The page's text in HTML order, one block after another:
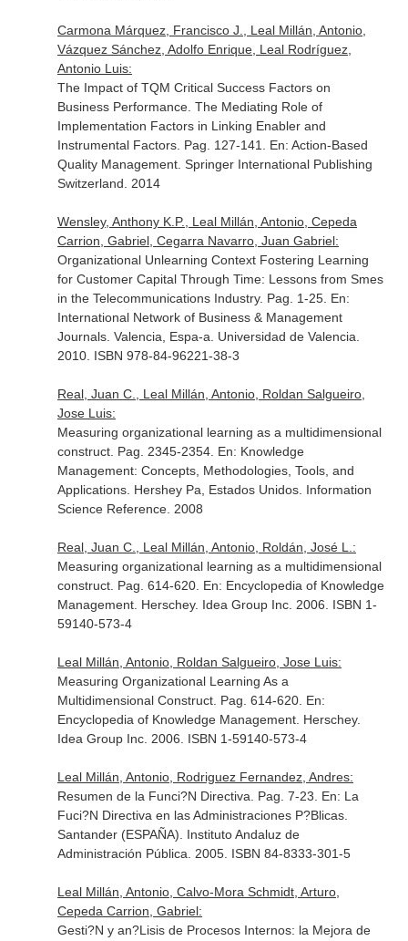
Carmona Márquez, Francisco J., Leal Millán, Antonio,
Vázquez Sánchez, Adolfo Enrique, Leal Rodríguez,
Antonio Luis:
The Impact of TQM Critical Success Factors on
Business Performance. The Mediating Role of
Implementation Factors in Linking Enabler and
Instrumental Factors. Pag. 127-141. En: Action-Based
Quality Management. Springer International Publishing
Switzerland. 2014
Wensley, Anthony K.P., Leal Millán, Antonio, Cepeda
Carrion, Gabriel, Cegarra Navarro, Juan Gabriel:
Organizational Unlearning Context Fostering Learning
for Customer Capital Through Time: Lessons from Smes
in the Telecommunications Industry. Pag. 1-25. En:
International Network of Business & Management
Journals. Valencia, Espa-a. Universidad de Valencia.
2010. ISBN 978-84-96221-38-3
Real, Juan C., Leal Millán, Antonio, Roldan Salgueiro,
Jose Luis:
Measuring organizational learning as a multidimensional
construct. Pag. 2345-2354. En: Knowledge
Management: Concepts, Methodologies, Tools, and
Applications. Hershey Pa, Estados Unidos. Information
Science Reference. 2008
Real, Juan C., Leal Millán, Antonio, Roldán, José L.:
Measuring organizational learning as a multidimensional
construct. Pag. 614-620. En: Encyclopedia of Knowledge
Management. Herschey. Idea Group Inc. 2006. ISBN 1-
59140-573-4
Leal Millán, Antonio, Roldan Salgueiro, Jose Luis:
Measuring Organizational Learning As a
Multidimensional Construct. Pag. 614-620. En:
Encyclopedia of Knowledge Management. Herschey.
Idea Group Inc. 2006. ISBN 1-59140-573-4
Leal Millán, Antonio, Rodriguez Fernandez, Andres:
Resumen de la Funci?N Directiva. Pag. 7-23. En: La
Fuci?N Directiva en las Administraciones P?Blicas.
Santander (ESPAÑA). Instituto Andaluz de
Administración Pública. 2005. ISBN 84-8333-301-5
Leal Millán, Antonio, Calvo-Mora Schmidt, Arturo,
Cepeda Carrion, Gabriel:
Gesti?N y an?Lisis de Procesos Internos: la Mejora de